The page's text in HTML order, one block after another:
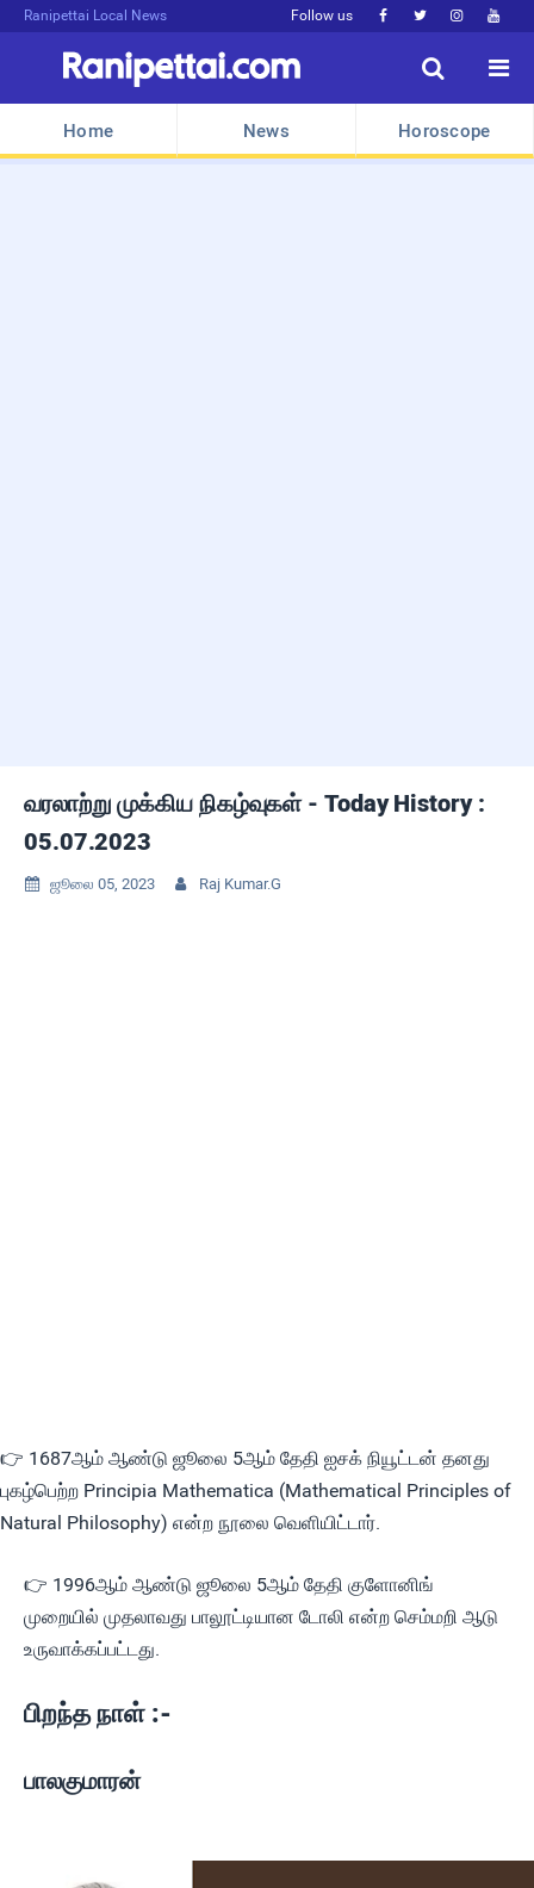
Ranipettai Local News Follow us    


Home News Horoscope
வரலாற்று முக்கிய நிகழ்வுகள் - Today History :
05.07.2023
 ஜூலை 05, 2023  Raj Kumar.G
👉 1687ஆம் ஆண்டு ஜூலை 5ஆம் தேதி ஐசக் நியூட்டன் தனது
புகழ்பெற்ற Principia Mathematica (Mathematical Principles of
Natural Philosophy) என்ற நூலை வெளியிட்டார்.
👉 1996ஆம் ஆண்டு ஜூலை 5ஆம் தேதி குளோனிங்
முறையில் முதலாவது பாலூட்டியான டோலி என்ற செம்மறி ஆடு
உருவாக்கப்பட்டது.
பிறந்த நாள் :-
பாலகுமாரன்